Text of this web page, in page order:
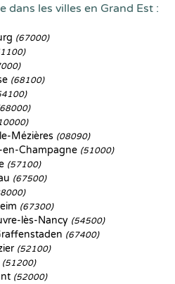
dans les villes en Grand Est :
(67000)
(68100)
Mézières (08090)
en-Champagne (51000)
(57100)
(67500)
(67300)
lès-Nancy (54500)
(67400)
(52100)
(51200)
(52000)